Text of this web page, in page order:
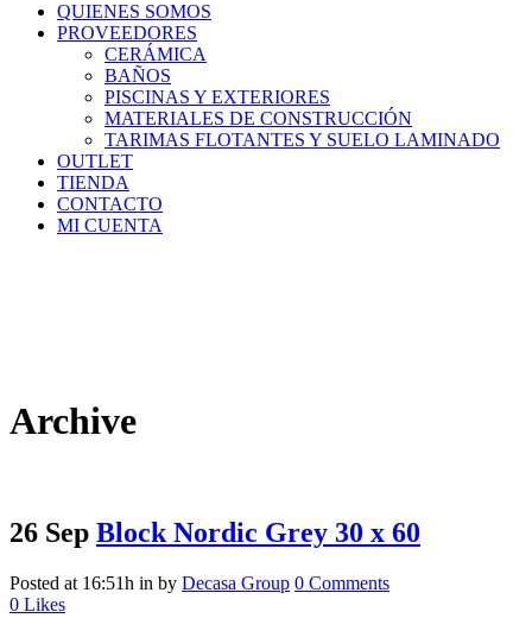
QUIENES SOMOS
PROVEEDORES
CERÁMICA
BAÑOS
PISCINAS Y EXTERIORES
MATERIALES DE CONSTRUCCIÓN
TARIMAS FLOTANTES Y SUELO LAMINADO
OUTLET
TIENDA
CONTACTO
MI CUENTA
Archive
26 Sep Block Nordic Grey 30 x 60
Posted at 16:51h in by Decasa Group 0 Comments
0 Likes